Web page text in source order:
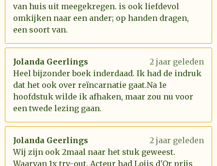
van huis uit meegekregen. is ook liefdevol
omkijken naar een ander; op handen dragen,
een soort van.
Jolanda Geerlings
2 jaar geleden
Heel bijzonder boek inderdaad. Ik had de indruk
dat het ook over reïncarnatie gaat.Na 1e
hoofdstuk wilde ik afhaken, maar zou nu voor
een twede lezing gaan.
Jolanda Geerlings
2 jaar geleden
Wij zijn ook 2maal naar het stuk geweest.
Waarvan 1x try-out. Acteur had Lojis d'Or prijs